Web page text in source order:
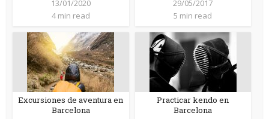
13/01/2020
4 min read
29/05/2017
5 min read
Excursiones de aventura en
Barcelona
Practicar kendo en
Barcelona